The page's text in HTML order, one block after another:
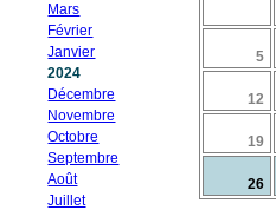
Mars
Février
Janvier
2024
Décembre
Novembre
Octobre
Septembre
Août
Juillet
5
12
19
26